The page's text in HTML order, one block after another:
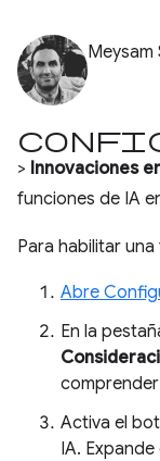
Meysam
> Innovaciones
funciones de IA
Para habilitar
Abre
En la
Activa el
IA.